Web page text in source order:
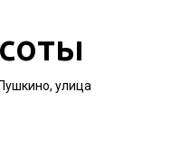
улица